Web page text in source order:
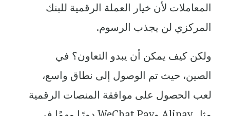
المعاملات لأن خيار العملة الرقمية للبنك
المركزي لن يجذب الرسوم.
ولكن كيف يمكن أن يبدو التعاون؟ في
الصين، حيث تم الوصول إلى نطاق واسع،
لعب الحصول على موافقة المنصات الرقمية